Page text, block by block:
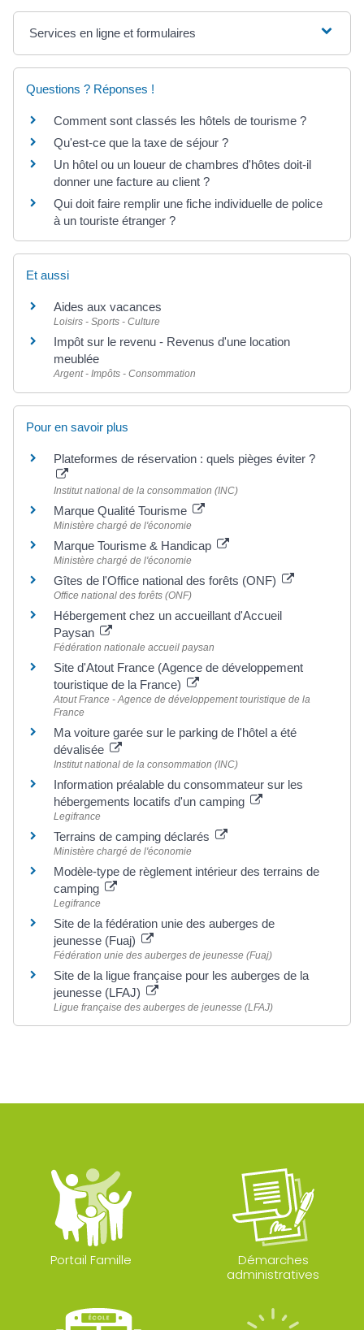
Services en ligne et formulaires
Questions ? Réponses !
Comment sont classés les hôtels de tourisme ?
Qu'est-ce que la taxe de séjour ?
Un hôtel ou un loueur de chambres d'hôtes doit-il
donner une facture au client ?
Qui doit faire remplir une fiche individuelle de police
à un touriste étranger ?
Et aussi
Aides aux vacances
Loisirs - Sports - Culture
Impôt sur le revenu - Revenus d'une location
meublée
Argent - Impôts - Consommation
Pour en savoir plus
Plateformes de réservation : quels pièges éviter ?
Institut national de la consommation (INC)
Marque Qualité Tourisme
Ministère chargé de l'économie
Marque Tourisme & Handicap
Ministère chargé de l'économie
Gîtes de l'Office national des forêts (ONF)
Office national des forêts (ONF)
Hébergement chez un accueillant d'Accueil
Paysan
Fédération nationale accueil paysan
Site d'Atout France (Agence de développement
touristique de la France)
Atout France - Agence de développement touristique de la
France
Ma voiture garée sur le parking de l'hôtel a été
dévalisée
Institut national de la consommation (INC)
Information préalable du consommateur sur les
hébergements locatifs d'un camping
Legifrance
Terrains de camping déclarés
Ministère chargé de l'économie
Modèle-type de règlement intérieur des terrains de
camping
Legifrance
Site de la fédération unie des auberges de
jeunesse (Fuaj)
Fédération unie des auberges de jeunesse (Fuaj)
Site de la ligue française pour les auberges de la
jeunesse (LFAJ)
Ligue française des auberges de jeunesse (LFAJ)
Portail Famille
Démarches
administratives